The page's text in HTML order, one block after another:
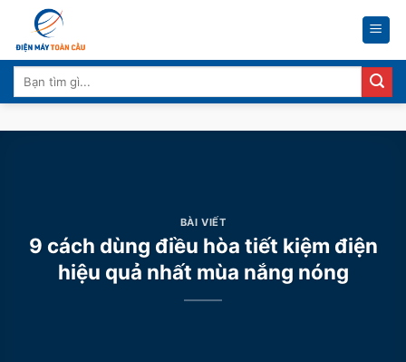
content
Tìm
kiếm:
BÀI VIẾT
9 cách dùng điều hòa tiết kiệm điện
hiệu quả nhất mùa nắng nóng